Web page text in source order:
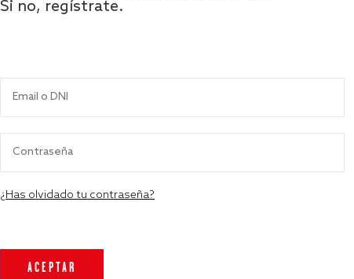
Si no, regístrate.
¿Has olvidado tu contraseña?